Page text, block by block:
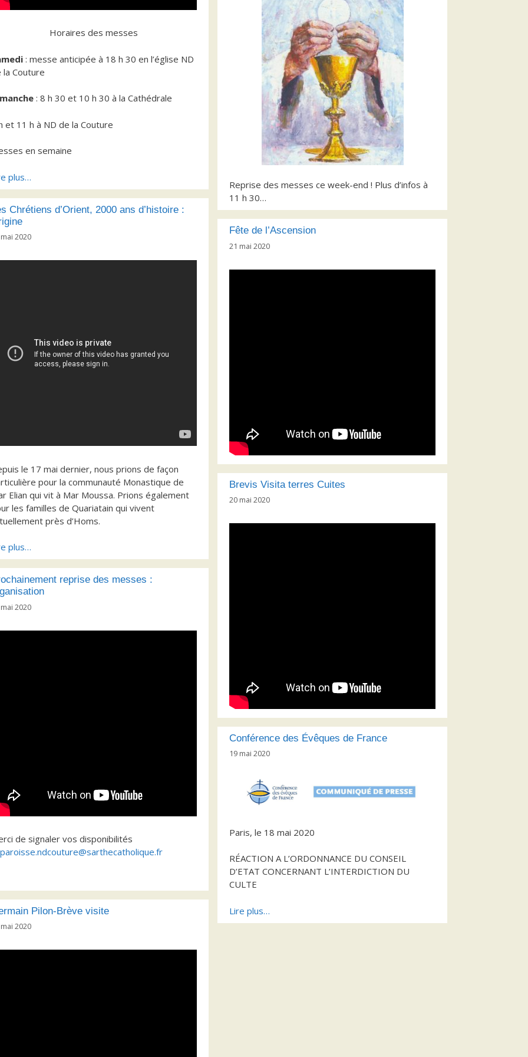
Horaires des messes
: messe anticipée à 18 h 30 en l’église ND
la Couture
: 8 h 30 et 10 h 30 à la Cathédrale
et 11 h à ND de la Couture
en semaine
plus…
Reprise des messes ce week-end ! Plus d’infos à
11 h 30…
Chrétiens d’Orient, 2000 ans d’histoire :
2020
le 17 mai dernier, nous prions de façon
pour la communauté Monastique de
Elian qui vit à Mar Moussa. Prions également
les familles de Quariatain qui vivent
près d’Homs.
plus…
Fête de l’Ascension
21 mai 2020
Brevis Visita terres Cuites
20 mai 2020
reprise des messes :
2020
de signaler vos disponibilités
paroisse.ndcouture@sarthecatholique.fr
Conférence des Évêques de France
19 mai 2020
Paris, le 18 mai 2020
RÉACTION A L’ORDONNANCE DU CONSEIL
D’ETAT CONCERNANT L’INTERDICTION DU
CULTE
Lire plus…
Pilon-Brève visite
2020